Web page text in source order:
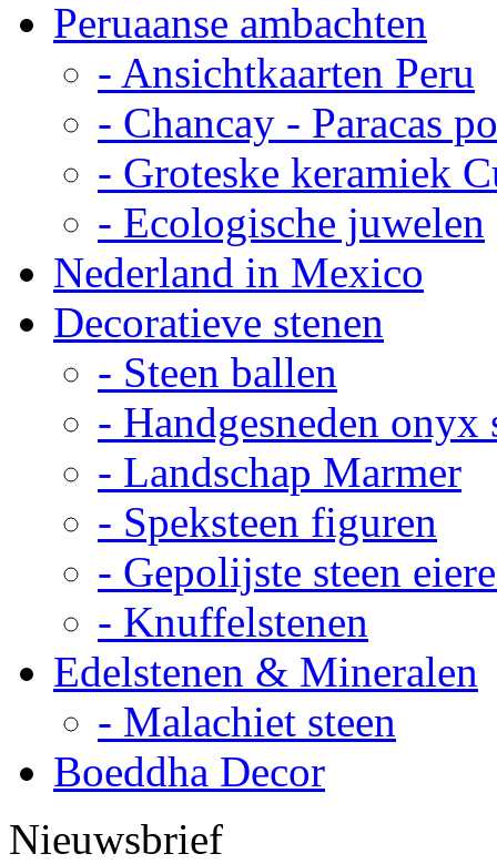
Peruaanse ambachten
- Ansichtkaarten Peru
- Chancay - Paracas
- Groteske keramiek
- Ecologische juwelen
Nederland in Mexico
Decoratieve stenen
- Steen ballen
- Handgesneden onyx
- Landschap Marmer
- Speksteen figuren
- Gepolijste steen
- Knuffelstenen
Edelstenen & Mineralen
- Malachiet steen
Boeddha Decor
Nieuwsbrief